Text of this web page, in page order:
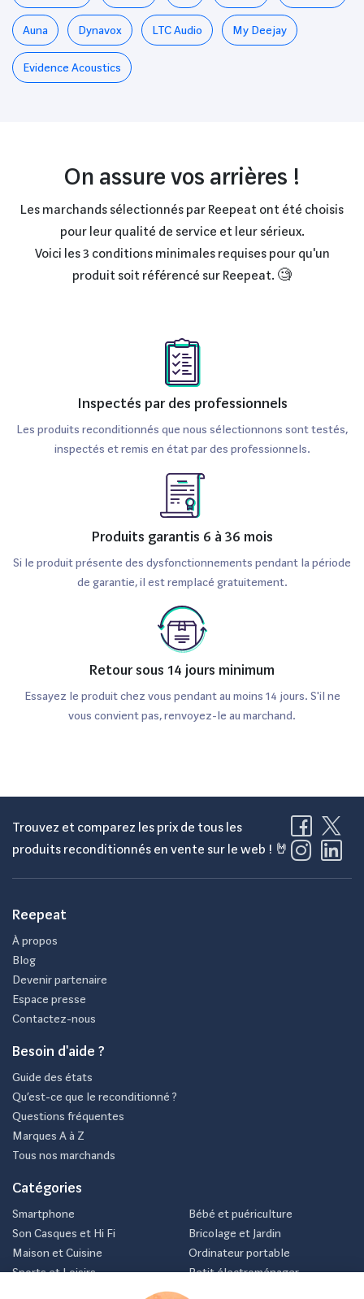
Auna Dynavox LTC Audio My Deejay
Evidence Acoustics
On assure vos arrières !
Les marchands sélectionnés par Reepeat ont été choisis
pour leur qualité de service et leur sérieux.
Voici les 3 conditions minimales requises pour qu'un
produit soit référencé sur Reepeat. 🧐
Inspectés par des professionnels
Les produits reconditionnés que nous sélectionnons sont testés,
inspectés et remis en état par des professionnels.
Produits garantis 6 à 36 mois
Si le produit présente des dysfonctionnements pendant la période
de garantie, il est remplacé gratuitement.
Retour sous 14 jours minimum
Essayez le produit chez vous pendant au moins 14 jours. S'il ne
vous convient pas, renvoyez-le au marchand.
Trouvez et comparez les prix de tous les
produits reconditionnés en vente sur le web ! 🤘
Reepeat
À propos
Blog
Devenir partenaire
Espace presse
Contactez-nous
Besoin d'aide ?
Guide des états
Qu’est-ce que le reconditionné ?
Questions fréquentes
Marques A à Z
Tous nos marchands
Catégories
Smartphone
Son Casques et Hi Fi
Maison et Cuisine
Sports et Loisirs
Bébé et puériculture
Bricolage et Jardin
Ordinateur portable
Petit électroménager